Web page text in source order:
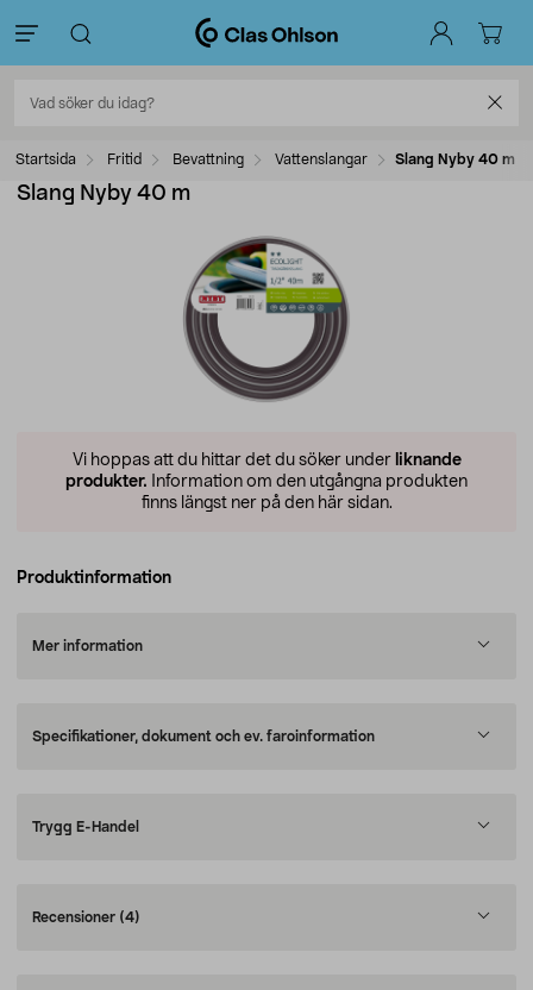
Startsida Fritid Bevattning Vattenslangar Slang Nyby 40 m
Slang Nyby 40 m
Vi hoppas att du hittar det du söker under liknande
produkter. Information om den utgångna produkten
finns längst ner på den här sidan.
Produktinformation
Mer information
Specifikationer, dokument och ev. faroinformation
Trygg E-Handel
Recensioner (4)